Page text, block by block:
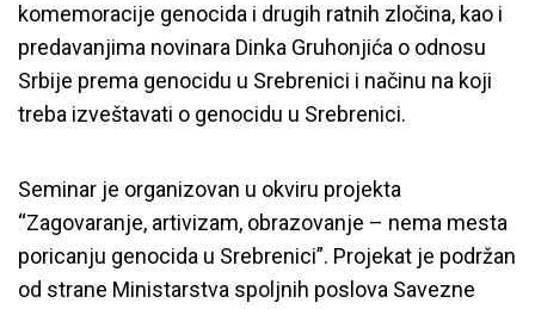
komemoracije genocida i drugih ratnih zločina, kao i
predavanjima novinara Dinka Gruhonjića o odnosu
Srbije prema genocidu u Srebrenici i načinu na koji
treba izveštavati o genocidu u Srebrenici.
Seminar je organizovan u okviru projekta
“Zagovaranje, artivizam, obrazovanje – nema mesta
poricanju genocida u Srebrenici”. Projekat je podržan
od strane Ministarstva spoljnih poslova Savezne